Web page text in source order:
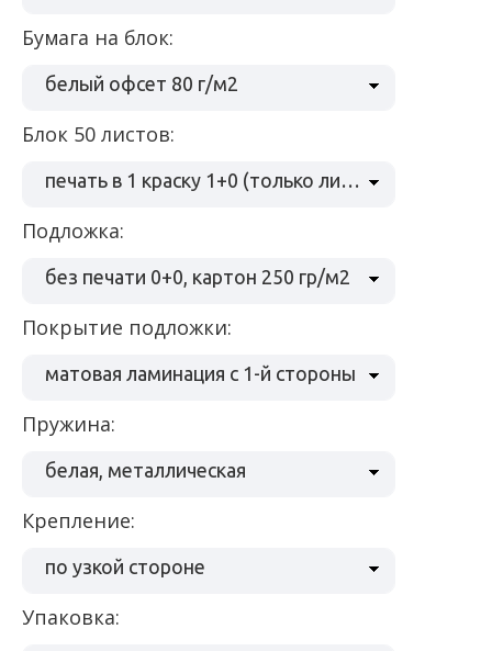
Бумага на блок:
белый офсет 80 г/м2
Блок 50 листов:
печать в 1 краску 1+0 (только лицо)
Подложка:
без печати 0+0, картон 250 гр/м2
Покрытие подложки:
матовая ламинация с 1-й стороны
Пружина:
белая, металлическая
Крепление:
по узкой стороне
Упаковка: